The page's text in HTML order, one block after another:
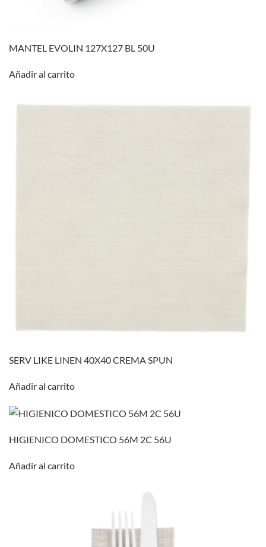
MANTEL EVOLIN 127X127 BL 50U
Añadir al carrito
SERV LIKE LINEN 40X40 CREMA SPUN
Añadir al carrito
HIGIENICO DOMESTICO 56M 2C 56U
Añadir al carrito